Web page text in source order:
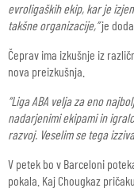
evroligaških ekip, kar je
takšne organizacije,”je
Čeprav ima izkušnje iz
nova preizkušnja.
“Liga ABA velja za eno
nadarjenimi ekipami in
razvoj. Veselim se tega
V petek bo v Barceloni
pokala. Kaj Chougkaz